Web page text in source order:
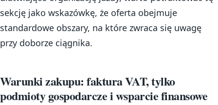
sekcję jako wskazówkę, że oferta obejmuje
standardowe obszary, na które zwraca się uwagę
przy doborze ciągnika.
Warunki zakupu: faktura VAT, tylko
podmioty gospodarcze i wsparcie finansowe